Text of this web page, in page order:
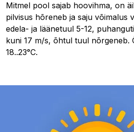
Mitmel pool sajab hoovihma, on
pilvisus hõreneb ja saju võimalus
edela- ja läänetuul 5-12,
kuni 17 m/s, õhtul tuul nõrgeneb.
18..23°C.